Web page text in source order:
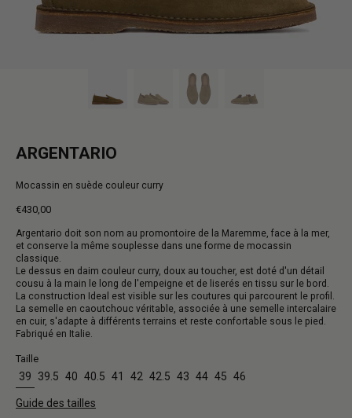
ARGENTARIO
Mocassin en suède couleur curry
€430,00
normal
Argentario doit son nom au promontoire de la Maremme, face à la mer,
et conserve la même souplesse dans une forme de mocassin
classique.
Le dessus en daim couleur curry, doux au toucher, est doté d'un détail
cousu à la main le long de l'empeigne et de liserés en tissu sur le bord.
La construction Ideal est visible sur les coutures qui parcourent le profil.
La semelle en caoutchouc véritable, associée à une semelle intercalaire
en cuir, s'adapte à différents terrains et reste confortable sous le pied.
Fabriqué en Italie.
Taille
39 39.5 40 40.5 41 42 42.5 43 44 45 46
Guide des tailles